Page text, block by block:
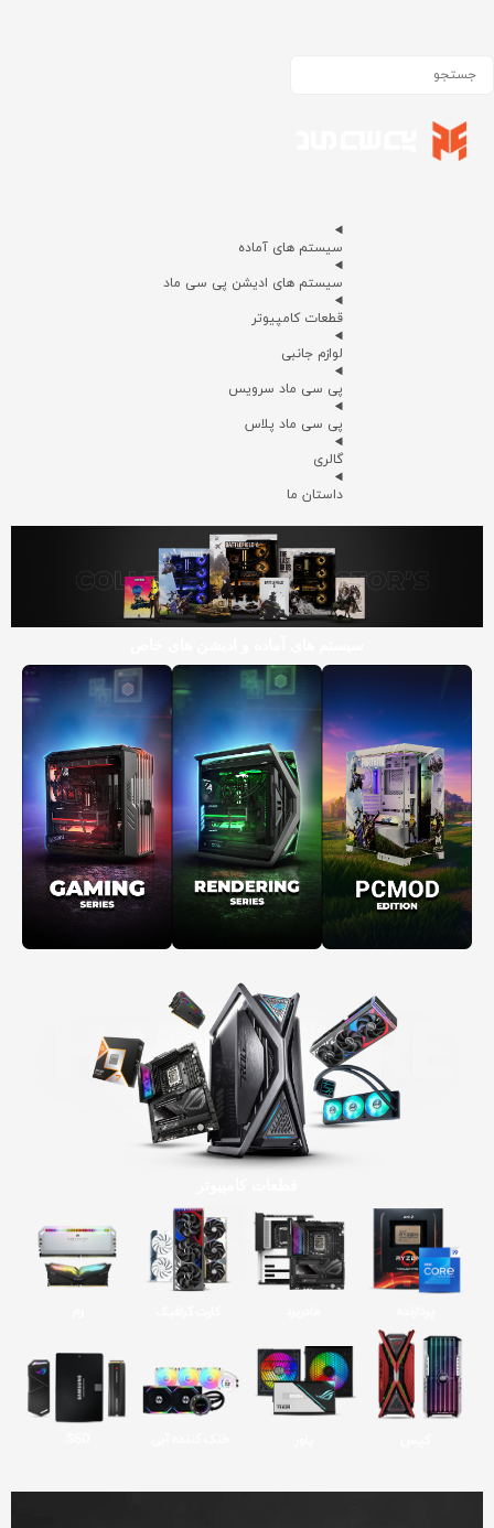
سیستم های آماده
سیستم های ادیشن پی سی ماد
قطعات کامپیوتر
لوازم جانبی
پی سی ماد سرویس
پی سی ماد پلاس
گالری
داستان ما